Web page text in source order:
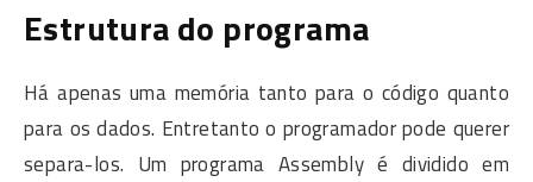
Estrutura do programa
Há apenas uma memória tanto para o código quanto
para os dados. Entretanto o programador pode querer
separa-los. Um programa Assembly é dividido em